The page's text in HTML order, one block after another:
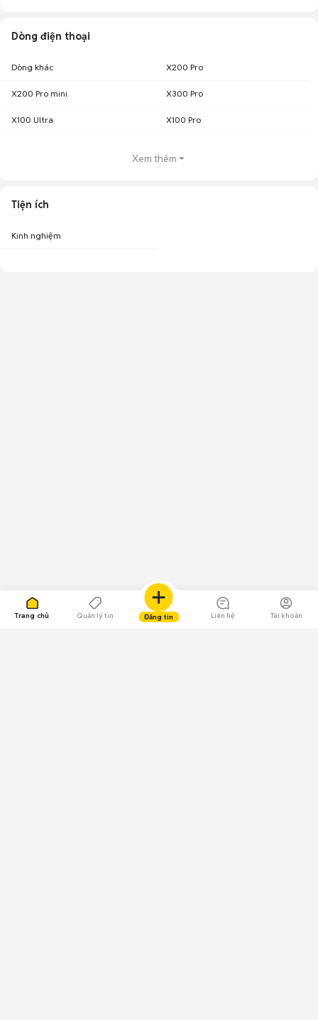
Trang chủ Quản lý tin Đăng tin Liên hệ Tài khoản
Dòng điện thoại
Dòng khác X200 Pro
X200 Pro mini X300 Pro
X100 Ultra X100 Pro
Xem thêm
Tiện ích
Kinh nghiệm